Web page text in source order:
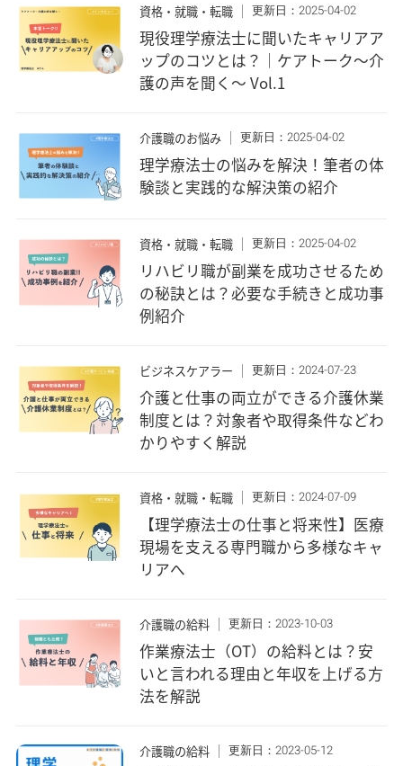
資格・就職・転職 更新日：2025-04-02
現役理学療法士に聞いたキャリアア
ップのコツとは？｜ケアトーク〜介
護の声を聞く〜 Vol.1
介護職のお悩み 更新日：2025-04-02
理学療法士の悩みを解決！筆者の体
験談と実践的な解決策の紹介
資格・就職・転職 更新日：2025-04-02
リハビリ職が副業を成功させるため
の秘訣とは？必要な手続きと成功事
例紹介
ビジネスケアラー 更新日：2024-07-23
介護と仕事の両立ができる介護休業
制度とは？対象者や取得条件などわ
かりやすく解説
資格・就職・転職 更新日：2024-07-09
【理学療法士の仕事と将来性】医療
現場を支える専門職から多様なキャ
リアへ
介護職の給料 更新日：2023-10-03
作業療法士（OT）の給料とは？安
いと言われる理由と年収を上げる方
法を解説
介護職の給料 更新日：2023-05-12